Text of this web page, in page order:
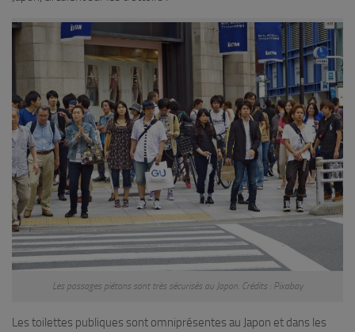
Les passages piétons sont très sécurisés au Japon. Crédits : Pixabay
Les toilettes publiques sont omniprésentes au Japon et dans les